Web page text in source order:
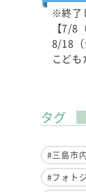
※終了
【7/8
8/18（
こど
タグ
#三島市内
#フォト